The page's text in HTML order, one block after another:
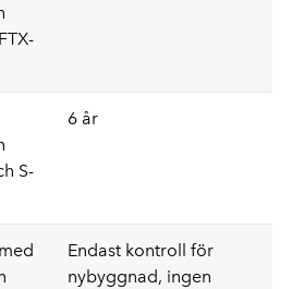
S-
6 år
Endast kontroll för
nybyggnad, ingen